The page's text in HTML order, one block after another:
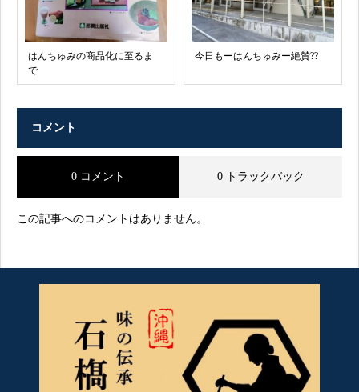
はんちゅみの商品化に至るま
で
今日もーはんちゅみー絶賛??
コメント
0 コメント 0 トラックバック
この記事へのコメントはありません。